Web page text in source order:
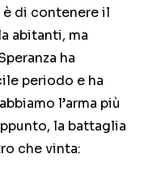
è di contenere il
abitanti, ma
ha
periodo e ha
l’arma più
la battaglia
che vinta: